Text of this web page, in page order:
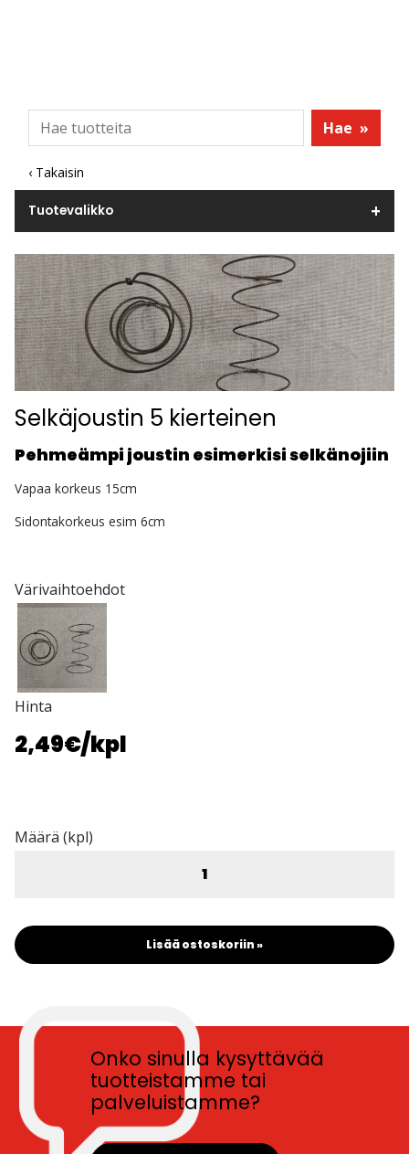
Hae »
‹ Takaisin
Tuotevalikko
Selkäjoustin 5 kierteinen
Pehmeämpi joustin esimerkisi selkänojiin
Vapaa korkeus 15cm
Sidontakorkeus esim 6cm
Värivaihtoehdot
Hinta
2,49€/kpl
Määrä (kpl)
Lisää ostoskoriin »
Onko sinulla kysyttävää
tuotteistamme tai
palveluistamme?